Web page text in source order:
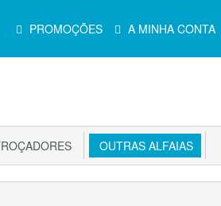
PrincipalPROMOÇÕES A MINHA CONTA
OUTRAS ALFAIAS